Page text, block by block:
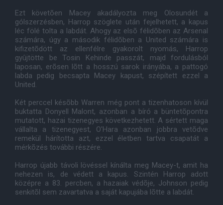
Ezt követõen Macey akadályozta meg Olosundét a
gólszerzésben, Harrop szöglete után fejelhetett, a kapus
léc fölé tolta a labdát. Ahogy az elsõ félidõben az Arsenal
számára, úgy a második félidõben a United számára is
kifizetõdött az ellenfélre gyakorolt nyomás, Harrop
gyûjtötte be Tosin Kehinde passzát, majd fordulásból
laposan, erõsen lõtt a hosszú sarok irányába, a pattogó
labda pedig becsapta Macey kapust, szépített ezzel a
United.
Két perccel késõbb Warren még pont a tizenhatoson kívül
buktatta Donyell Malont, azonban a bíró a büntetõpontra
mutatott, hazai tizenegyes következhetett. A sértett maga
vállalta a tizenegyest, O'Hara azonban jobbra vetõdve
remekül hárította azt, ezzel életben tartva csapatát a
mérkõzés további részére.
Harrop újabb távoli lövéssel kínálta meg Macey-t, amit ha
nehezen is, de védett a kapus. Szintén Harrop adott
középre a 83. percben, a hazaiak védõje, Johnson pedig
senkitõl sem zavartatva a saját kapujába lõtte a labdát.